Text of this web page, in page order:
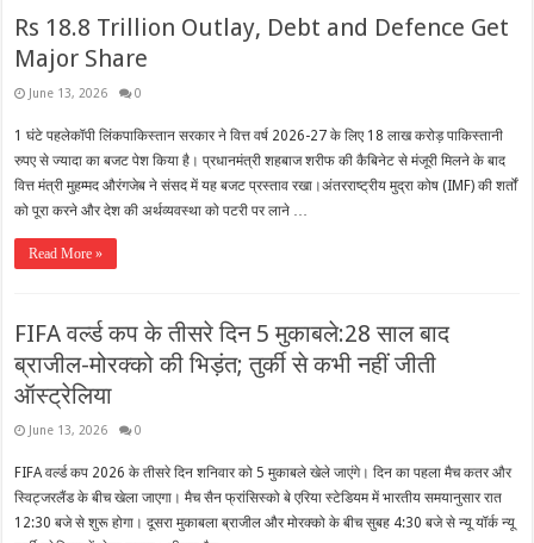
Rs 18.8 Trillion Outlay, Debt and Defence Get
Major Share
June 13, 2026 0
1 घंटे पहलेकॉपी लिंकपाकिस्तान सरकार ने वित्त वर्ष 2026-27 के लिए 18 लाख करोड़ पाकिस्तानी
रुपए से ज्यादा का बजट पेश किया है। प्रधानमंत्री शहबाज शरीफ की कैबिनेट से मंजूरी मिलने के बाद
वित्त मंत्री मुहम्मद औरंगजेब ने संसद में यह बजट प्रस्ताव रखा।अंतरराष्ट्रीय मुद्रा कोष (IMF) की शर्तों
को पूरा करने और देश की अर्थव्यवस्था को पटरी पर लाने …
Read More »
FIFA वर्ल्ड कप के तीसरे दिन 5 मुकाबले:28 साल बाद
ब्राजील-मोरक्को की भिड़ंत; तुर्की से कभी नहीं जीती
ऑस्ट्रेलिया
June 13, 2026 0
FIFA वर्ल्ड कप 2026 के तीसरे दिन शनिवार को 5 मुकाबले खेले जाएंगे। दिन का पहला मैच कतर और
स्विट्जरलैंड के बीच खेला जाएगा। मैच सैन फ्रांसिस्को बे एरिया स्टेडियम में भारतीय समयानुसार रात
12:30 बजे से शुरू होगा। दूसरा मुकाबला ब्राजील और मोरक्को के बीच सुबह 4:30 बजे से न्यू यॉर्क न्यू